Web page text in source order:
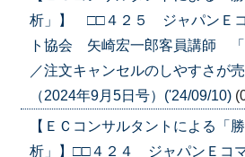
析」】 □□４２５ ジャパンＥコ
ト協会 矢崎宏一郎客員講師 「
／注文キャンセルのしやすさが
（2024年9月5日号）('24/09/10)
【ＥＣコンサルタントによる「
析」】□□４２４ ジャパンＥコ